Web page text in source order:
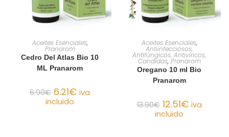
AÑADIR AL CARRITO
Aceites Esenciales,
Pranarom
Cedro Del Atlas Bio 10
ML Pranarom
6.90€ 6.21€ iva
incluido
AÑADIR AL CARRITO
Aceites Esenciales,
Antiinfecciosos,
Antifúngicos, Antivíricos,
Candidas,Pranarom
Oregano 10 ml Bio
Pranarom
13.90€ 12.51€ iva
incluido